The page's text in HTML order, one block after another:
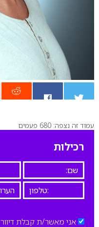
0
עמוד זה נצפה: 680 פעמים
רכילות
אני מאשר/ת קבלת דיוור